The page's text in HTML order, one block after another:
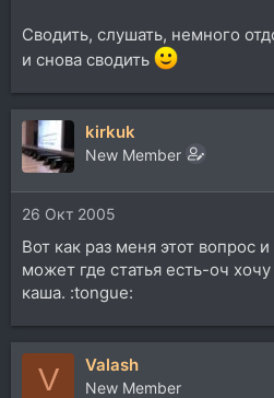
Сводить, слушать, немного
и снова сводить
kirkuk
New Member
26 Окт 2005
Вот как раз меня этот вопрос
может где статья есть-оч хочу
каша. :tongue:
V Valash
New Member